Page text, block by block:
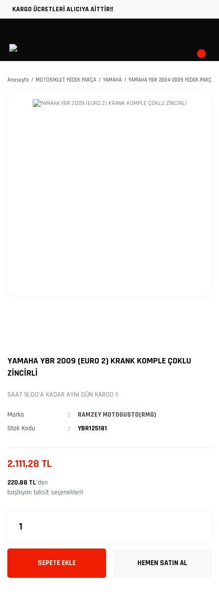
KARGO ÜCRETLERİ ALICIYA AİTTİR!!
Anasayfa MOTOSİKLET YEDEK PARÇA YAMAHA YAMAHA YBR 2004-2009 YEDEK PARÇA
YAMAHA YBR 2009 (EURO 2) KRANK KOMPLE ÇOKLU
ZİNCİRLİ
SAAT 16:00'A KADAR AYNI GÜN KARGO !!
Marka
RAMZEY MOTOGUSTO(RMG)
Stok Kodu
YBR125181
2.111,28 TL
220,88 TL’den
başlayan taksit seçenekleri!
SEPETE EKLE HEMEN SATIN AL